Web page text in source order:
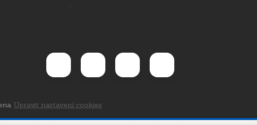
.
Upravit nastavení cookies